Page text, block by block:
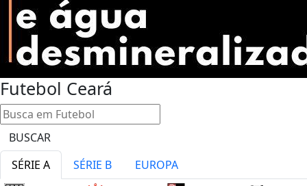
Futebol Ceará
BUSCAR
SÉRIE A
SÉRIE B EUROPA